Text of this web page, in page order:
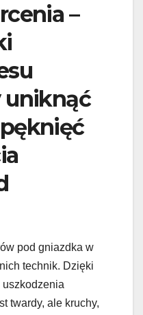
–
uniknąć
pod gniazdka w
technik. Dzięki
twardy, ale kruchy,